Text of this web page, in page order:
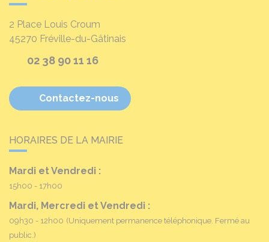
2 Place Louis Croum
45270 Fréville-du-Gâtinais
02 38 90 11 16
Contactez-nous
HORAIRES DE LA MAIRIE
Mardi et Vendredi :
15h00 - 17h00
Mardi, Mercredi et Vendredi :
09h30 - 12h00 (Uniquement permanence téléphonique. Fermé au
public.)